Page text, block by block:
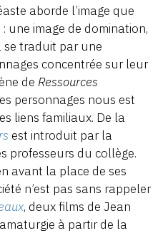
aborde l’image que
une image de domination,
se traduit par une
concentrée sur leur
de Ressources
personnages nous est
liens familiaux. De la
est introduit par la
professeurs du collège.
avant la place de ses
n’est pas sans rappeler
, deux films de Jean
à partir de la